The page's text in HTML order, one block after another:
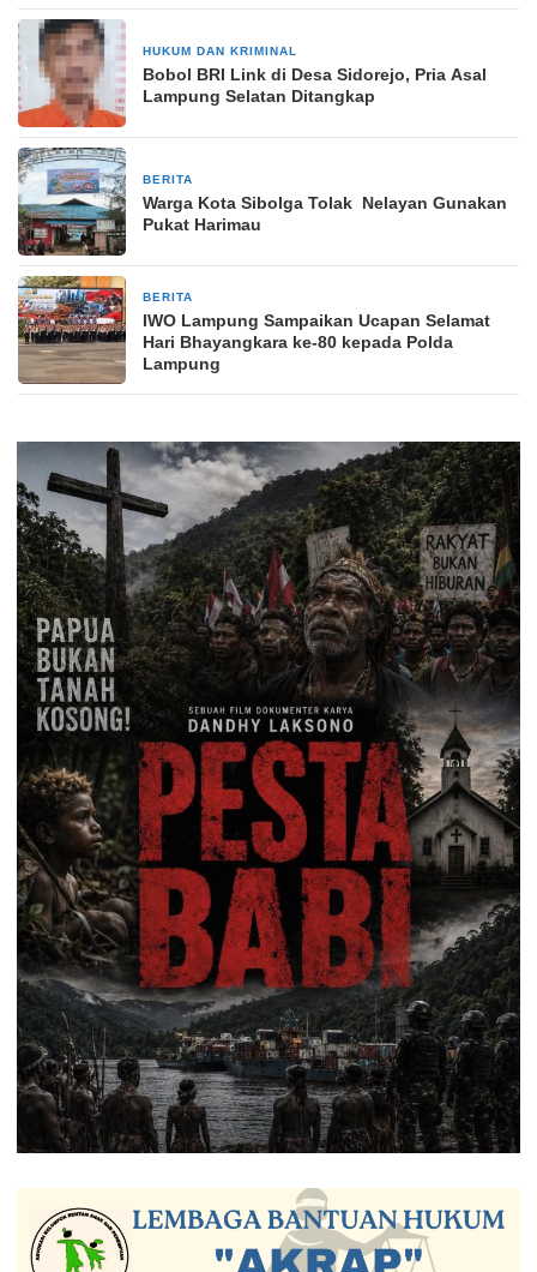
HUKUM DAN KRIMINAL
Bobol BRI Link di Desa Sidorejo, Pria Asal
Lampung Selatan Ditangkap
BERITA
Warga Kota Sibolga Tolak Nelayan Gunakan
Pukat Harimau
BERITA
IWO Lampung Sampaikan Ucapan Selamat
Hari Bhayangkara ke‑80 kepada Polda
Lampung